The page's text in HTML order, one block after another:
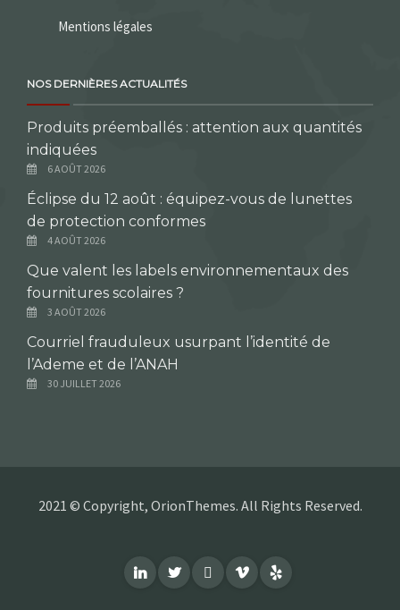
Mentions légales
NOS DERNIÈRES ACTUALITÉS
Produits préemballés : attention aux quantités
indiquées
6 AOÛT 2026
Éclipse du 12 août : équipez-vous de lunettes
de protection conformes
4 AOÛT 2026
Que valent les labels environnementaux des
fournitures scolaires ?
3 AOÛT 2026
Courriel frauduleux usurpant l’identité de
l’Ademe et de l’ANAH
30 JUILLET 2026
2021 © Copyright, OrionThemes. All Rights Reserved.